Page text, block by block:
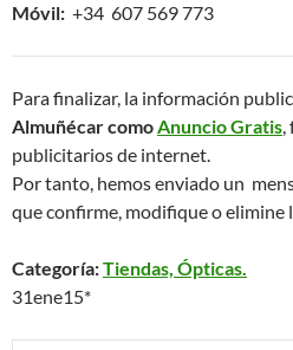
Móvil: +34 607 569 773
Para finalizar, la información
Almuñécar comoAnuncio Gratis,
publicitarios de internet.
Por tanto, hemos enviado un
que confirme, modifique o elimine
Categoría:Tiendas, Ópticas.
31ene15*